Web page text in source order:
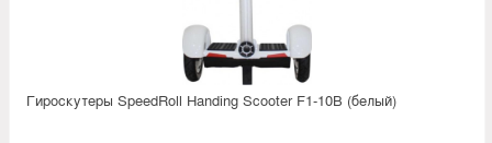
Гироскутеры SpeedRoll Handing Scooter F1-10B (белый)